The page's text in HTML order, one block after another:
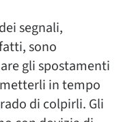
segnali,
sono
gli spostamenti
in tempo
di colpirli. Gli